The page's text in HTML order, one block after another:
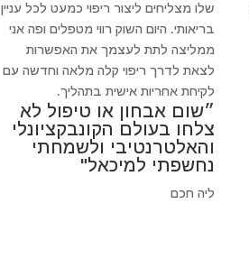
שלו מצליחים ליצור ריפוי כמעט לכל עניין
בריאותי. היום השוק רווי מטפלים ופה אני
ממליצה לתת לעצמך את האפשרות
לצאת לדרך ריפוי קלה מלאה וחדשה עם
לקיחת אחריות אישית בתהליך.
״שום אבחון או טיפול לא
צלחו בעולם הקונבקציונלי
והאלטרנטיבי ולשמחתי
נחשפתי למיכאל"
ליה חכם